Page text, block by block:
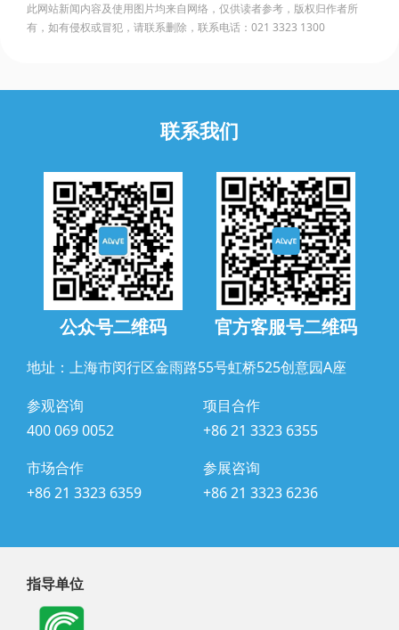
此网站新闻内容及使用图片均来自网络，仅供读者参考，版权归作者所
有，如有侵权或冒犯，请联系删除，联系电话：021 3323 1300
联系我们
公众号二维码 官方客服号二维码
地址：上海市闵行区金雨路55号虹桥525创意园A座
参观咨询
400 069 0052
项目合作
+86 21 3323 6355
市场合作
+86 21 3323 6359
参展咨询
+86 21 3323 6236
指导单位